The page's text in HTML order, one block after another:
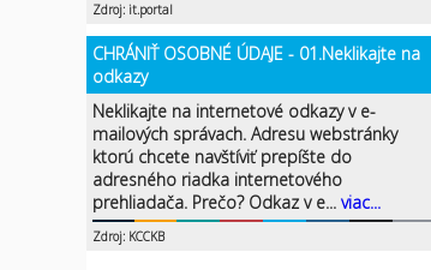
Zdroj: it.portal
CHRÁNIŤ OSOBNÉ ÚDAJE - 01.Neklikajte na
odkazy
Neklikajte na internetové odkazy v e-
mailových správach. Adresu webstránky
ktorú chcete navštíviť prepíšte do
adresného riadka internetového
prehliadača. Prečo? Odkaz v e... viac...
Zdroj: KCCKB